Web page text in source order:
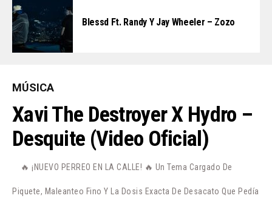
Blessd Ft. Randy Y Jay Wheeler – Zozo
MÚSICA
Xavi The Destroyer X Hydro –
Desquite (Video Oficial)
🔥 ¡NUEVO PERREO EN LA CALLE! 🔥 Un Tema Cargado De
Piquete, Maleanteo Fino Y La Dosis Exacta De Desacato Que Pedía